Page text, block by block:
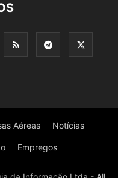
Aéreas Notícias
Empregos